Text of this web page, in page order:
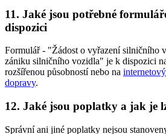
11. Jaké jsou potřebné
dispozici
Formulář - "Žádost o vyřazení silničního
zániku silničního vozidla" je k dispozici
rozšířenou působností nebo na
dopravy.
12. Jaké jsou poplatky a jak je
Správní ani jiné poplatky nejsou